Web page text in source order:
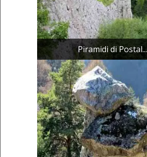
Piramidi di Postal...